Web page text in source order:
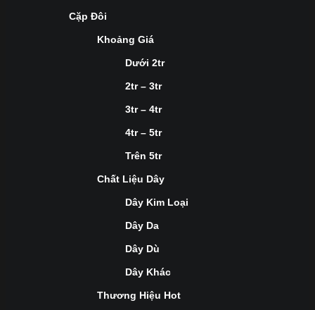
Cặp Đôi
Khoảng Giá
Dưới 2tr
2tr – 3tr
3tr – 4tr
4tr – 5tr
Trên 5tr
Chất Liệu Dây
Dây Kim Loại
Dây Da
Dây Dù
Dây Khác
Thương Hiệu Hot